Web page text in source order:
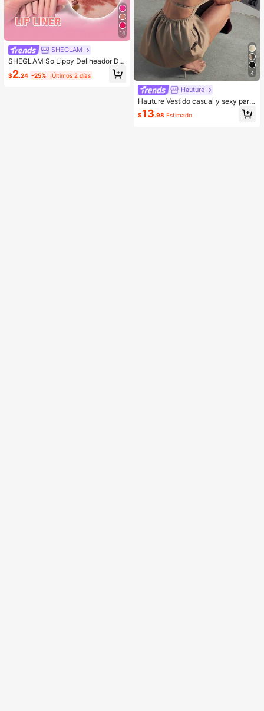
14
SHEGLAM
SHEGLAM So Lippy Delineador De
Labios-Misty Rose Lip Combo Mar
ca De Belleza CosméTica Maquillaj
$2.24 -25% ¡Últimos 2 días 4
Hauture
Hauture Vestido casual y sexy para
oficina con cuello cuadrado, delant
al frontal y bolsillos, con espalda ab
$13.98 Estimado